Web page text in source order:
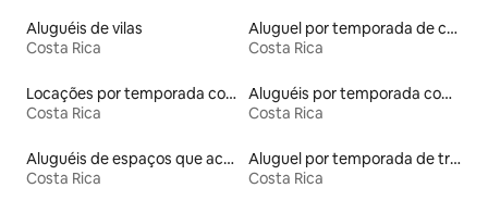
Aluguéis de vilas
Costa Rica
Aluguel por temporada de casas de veraneio
Costa Rica
Locações por temporada com piscina
Costa Rica
Aluguéis por temporada com suítes privativas
Costa Rica
Aluguéis de espaços que aceitam animais de estimação
Costa Rica
Aluguel por temporada de trailers
Costa Rica